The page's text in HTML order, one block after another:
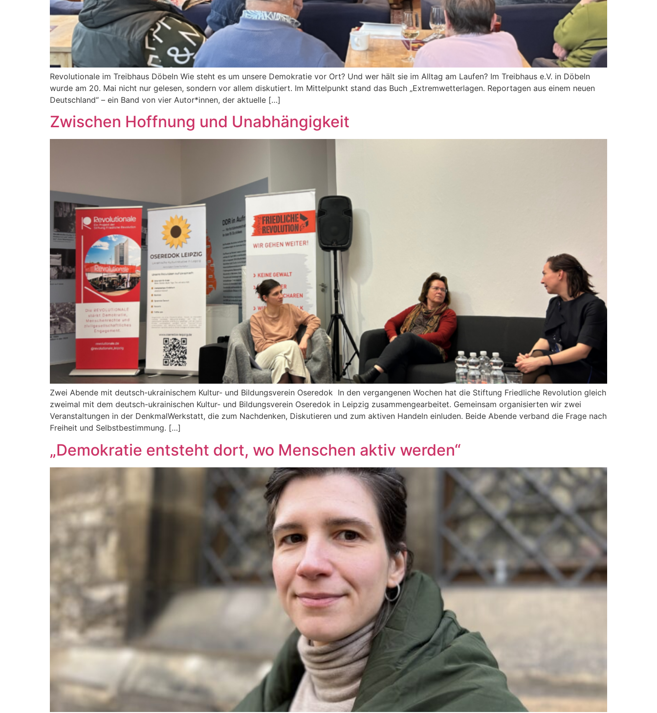
Revolutionale im Treibhaus Döbeln Wie steht es um unsere Demokratie vor Ort? Und wer hält sie im Alltag am Laufen? Im Treibhaus e.V. in Döbeln
wurde am 20. Mai nicht nur gelesen, sondern vor allem diskutiert. Im Mittelpunkt stand das Buch „Extremwetterlagen. Reportagen aus einem neuen
Deutschland“ – ein Band von vier Autor*innen, der aktuelle […]
Zwischen Hoffnung und Unabhängigkeit
Zwei Abende mit deutsch-ukrainischem Kultur- und Bildungsverein Oseredok In den vergangenen Wochen hat die Stiftung Friedliche Revolution gleich
zweimal mit dem deutsch-ukrainischen Kultur- und Bildungsverein Oseredok in Leipzig zusammengearbeitet. Gemeinsam organisierten wir zwei
Veranstaltungen in der DenkmalWerkstatt, die zum Nachdenken, Diskutieren und zum aktiven Handeln einluden. Beide Abende verband die Frage nach
Freiheit und Selbstbestimmung. […]
„Demokratie entsteht dort, wo Menschen aktiv werden“